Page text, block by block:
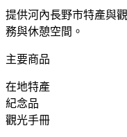
提供河內長野市特產與
務與休憩空間。
主要商品
在地特產
紀念品
觀光手冊